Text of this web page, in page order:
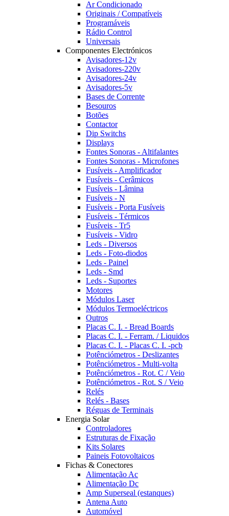
Ar Condicionado
Originais / Compatíveis
Programáveis
Rádio Control
Universais
Componentes Electrónicos
Avisadores-12v
Avisadores-220v
Avisadores-24v
Avisadores-5v
Bases de Corrente
Besouros
Botões
Contactor
Dip Switchs
Displays
Fontes Sonoras - Altifalantes
Fontes Sonoras - Microfones
Fusíveis - Amplificador
Fusíveis - Cerâmicos
Fusíveis - Lâmina
Fusíveis - N
Fusíveis - Porta Fusíveis
Fusíveis - Térmicos
Fusíveis - Tr5
Fusíveis - Vidro
Leds - Diversos
Leds - Foto-diodos
Leds - Painel
Leds - Smd
Leds - Suportes
Motores
Módulos Laser
Módulos Termoeléctricos
Outros
Placas C. I. - Bread Boards
Placas C. I. - Ferram. / Liquidos
Placas C. I. - Placas C. I. -pcb
Potênciómetros - Deslizantes
Potênciómetros - Multi-volta
Potênciómetros - Rot. C / Veio
Potênciómetros - Rot. S / Veio
Relés
Relés - Bases
Réguas de Terminais
Energia Solar
Controladores
Estruturas de Fixação
Kits Solares
Paineis Fotovoltaicos
Fichas & Conectores
Alimentação Ac
Alimentação Dc
Amp Superseal (estanques)
Antena Auto
Automóvel